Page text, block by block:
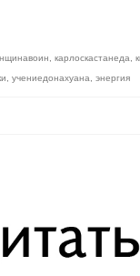
карлоскастанеда
учениедонахуана энергия